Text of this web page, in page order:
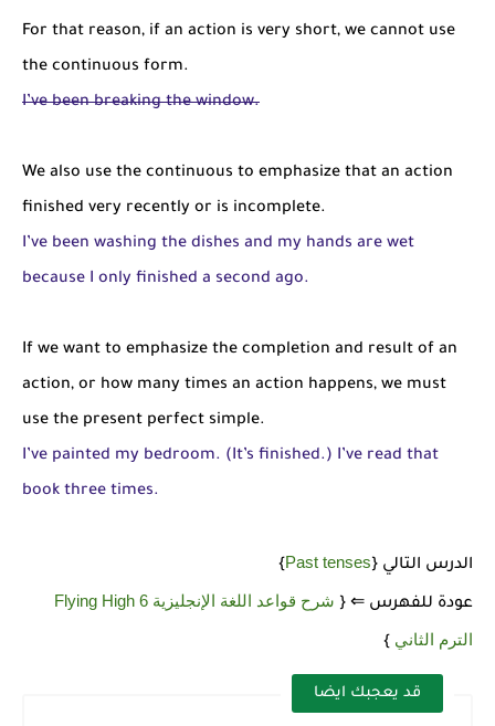
For that reason, if an action is very short, we cannot use
the continuous form.
I’ve been breaking the window.
We also use the continuous to emphasize that an action
finished very recently or is incomplete.
I’ve been washing the dishes and my hands are wet
because I only finished a second ago.
If we want to emphasize the completion and result of an
action, or how many times an action happens, we must
use the present perfect simple.
I’ve painted my bedroom. (It’s finished.) I’ve read that
book three times.
الدرس التالي {Past tenses
}
عودة للفهرس ⇐ { شرح قواعد اللغة الإنجليزية 6 Flying High
الترم الثاني }
قد يعجبك ايضا